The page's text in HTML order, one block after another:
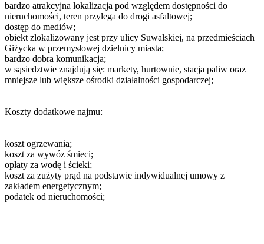
bardzo atrakcyjna lokalizacja pod względem dostępności do
nieruchomości, teren przylega do drogi asfaltowej;
dostęp do mediów;
obiekt zlokalizowany jest przy ulicy Suwalskiej, na przedmieściach
Giżycka w przemysłowej dzielnicy miasta;
bardzo dobra komunikacja;
w sąsiedztwie znajdują się: markety, hurtownie, stacja paliw oraz
mniejsze lub większe ośrodki działalności gospodarczej;
Koszty dodatkowe najmu:
koszt ogrzewania;
koszt za wywóz śmieci;
opłaty za wodę i ścieki;
koszt za zużyty prąd na podstawie indywidualnej umowy z
zakładem energetycznym;
podatek od nieruchomości;